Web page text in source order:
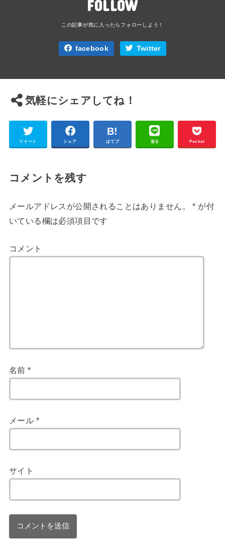
FOLLOW
facebook Twitter
気軽にシェアしてね！
ツイート シェア はてブ 送る Pocket
コメントを残す
メールアドレスが公開されることはありません。 * が付
いている欄は必須項目です
コメント
名前*
メール *
サイト